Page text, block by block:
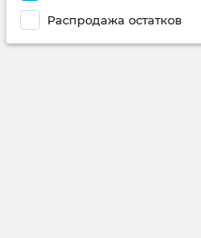
Распродажа остатков